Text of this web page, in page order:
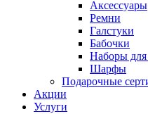
Аксессуары
Ремни
Галстуки
Бабочки
Наборы
Шарфы
Подарочные
Акции
Услуги